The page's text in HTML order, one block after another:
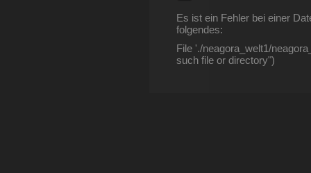
Es ist ein Fehler bei einer
folgendes:
File './neagora_welt1/
such file or directory")